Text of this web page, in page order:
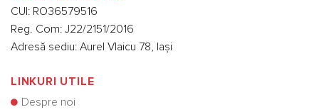
CUI: RO36579516
Reg. Com: J22/2151/2016
Adresă sediu: Aurel Vlaicu 78, Iași
LINKURI UTILE
Despre noi